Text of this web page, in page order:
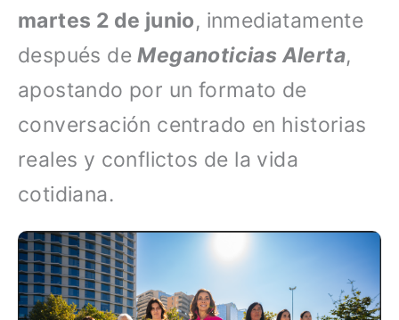
martes 2 de junio, inmediatamente
después deMeganoticias Alerta,
apostando por un formato de
conversación centrado en historias
reales y conflictos de la vida
cotidiana.